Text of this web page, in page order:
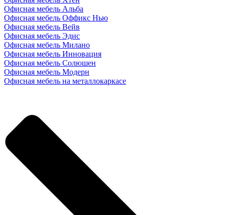
Офисная мебель Альба
Офисная мебель Оффикс Нью
Офисная мебель Вейв
Офисная мебель Эдис
Офисная мебель Милано
Офисная мебель Инновация
Офисная мебель Солюшен
Офисная мебель Модерн
Офисная мебель на металлокаркасе